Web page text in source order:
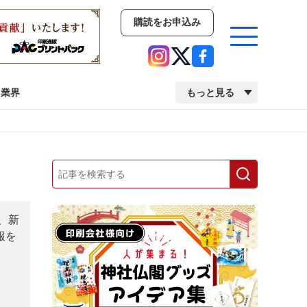
購読をお申込み
業界 もっと見る
イベント
業界 市場・統計 人事・移転・異動・訃報
中古印刷機・製本機特集 2022 検査・校正特集
新
を